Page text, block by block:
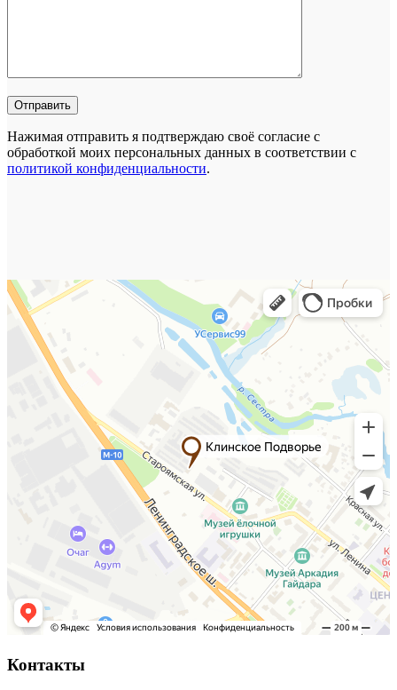
Нажимая отправить я подтверждаю своё согласие с
обработкой моих персональных данных в соответствии с
политикой конфиденциальности.
Контакты